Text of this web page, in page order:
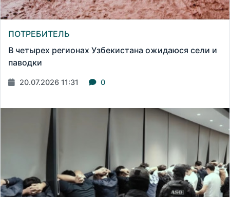
ПОТРЕБИТЕЛЬ
В четырех регионах Узбекистана ожидаюся сели и
паводки
20.07.2026 11:31 0